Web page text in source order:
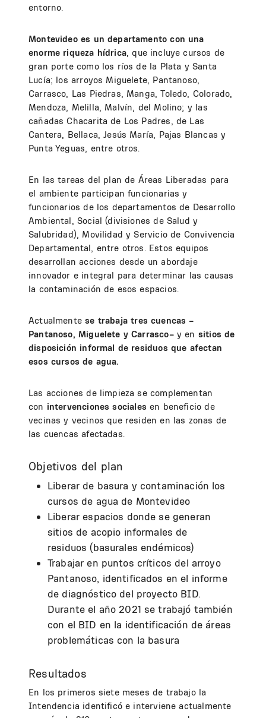
entorno.
Montevideo es un departamento con una
enorme riqueza hídrica, que incluye cursos de
gran porte como los ríos de la Plata y Santa
Lucía; los arroyos Miguelete, Pantanoso,
Carrasco, Las Piedras, Manga, Toledo, Colorado,
Mendoza, Melilla, Malvín, del Molino; y las
cañadas Chacarita de Los Padres, de Las
Cantera, Bellaca, Jesús María, Pajas Blancas y
Punta Yeguas, entre otros.
En las tareas del plan de Áreas Liberadas para
el ambiente participan funcionarias y
funcionarios de los departamentos de Desarrollo
Ambiental, Social (divisiones de Salud y
Salubridad), Movilidad y Servicio de Convivencia
Departamental, entre otros. Estos equipos
desarrollan acciones desde un abordaje
innovador e integral para determinar las causas
la contaminación de esos espacios.
Actualmentese trabaja tres cuencas –
Pantanoso, Miguelete y Carrasco– y en sitios de
disposición informal de residuos que afectan
esos cursos de agua.
Las acciones de limpieza se complementan
con intervenciones sociales en beneficio de
vecinas y vecinos que residen en las zonas de
las cuencas afectadas.
Objetivos del plan
Liberar de basura y contaminación los
cursos de agua de Montevideo
Liberar espacios donde se generan
sitios de acopio informales de
residuos (basurales endémicos)
Trabajar en puntos críticos del arroyo
Pantanoso, identificados en el informe
de diagnóstico del proyecto BID.
Durante el año 2021 se trabajó también
con el BID en la identificación de áreas
problemáticas con la basura
Resultados
En los primeros siete meses de trabajo la
Intendencia identificó e interviene actualmente